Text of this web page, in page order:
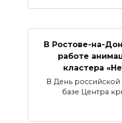
В Ростове-на-
работе
кластера
В День российской
базе Центра